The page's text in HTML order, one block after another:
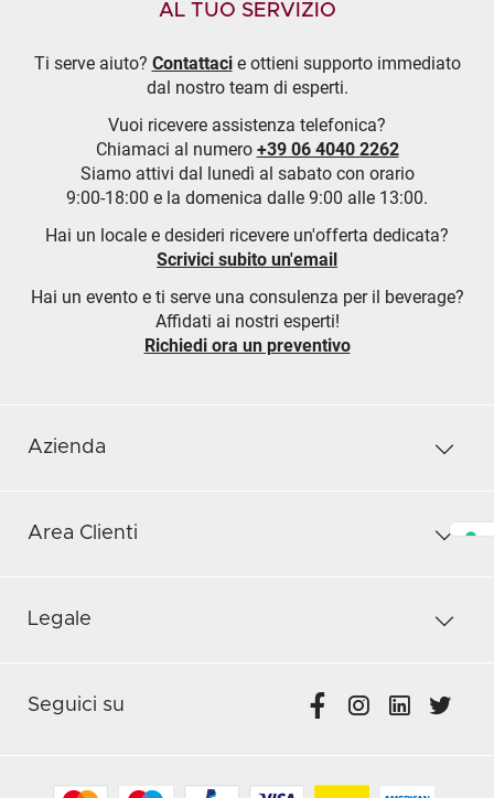
AL TUO SERVIZIO
Ti serve aiuto? Contattacie ottieni supporto immediato
dal nostro team di esperti.
Vuoi ricevere assistenza telefonica?
Chiamaci al numero +39 06 4040 2262
Siamo attivi dal lunedì al sabato con orario
9:00-18:00 e la domenica dalle 9:00 alle 13:00.
Hai un locale e desideri ricevere un'offerta dedicata?
Scrivici subito un'email
Hai un evento e ti serve una consulenza per il beverage?
Affidati ai nostri esperti!
Richiedi ora un preventivo
Azienda
Area Clienti
Legale
Seguici su